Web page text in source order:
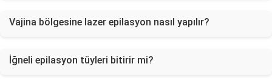
Vajina bölgesine lazer epilasyon nasıl yapılır?
İğneli epilasyon tüyleri bitirir mi?